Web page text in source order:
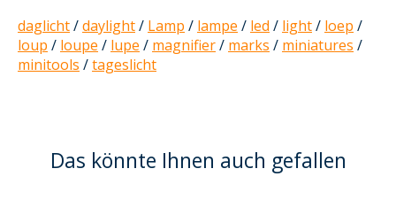
daglicht/daylight/ Lamp / lampe / led / light/ loep /
loup / loupe / lupe / magnifier/ marks / miniatures /
minitools /tageslicht
Das könnte Ihnen auch gefallen